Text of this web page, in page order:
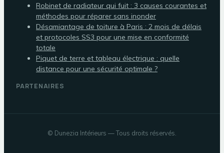
Robinet de radiateur qui fuit : 3 causes courantes et
méthodes pour réparer sans inonder
Désamiantage de toiture à Paris : 2 mois de délais
et protocoles SS3 pour une mise en conformité
totale
Piquet de terre et tableau électrique : quelle
distance pour une sécurité optimale ?
PARTENAIRES
© Dunezia Intérieurs — Tous droits réservés.